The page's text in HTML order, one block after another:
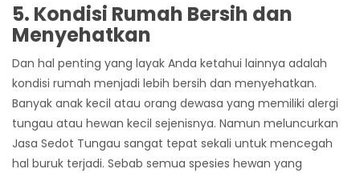
5. Kondisi Rumah Bersih dan
Menyehatkan
Dan hal penting yang layak Anda ketahui lainnya adalah
kondisi rumah menjadi lebih bersih dan menyehatkan.
Banyak anak kecil atau orang dewasa yang memiliki alergi
tungau atau hewan kecil sejenisnya. Namun meluncurkan
Jasa Sedot Tungau sangat tepat sekali untuk mencegah
hal buruk terjadi. Sebab semua spesies hewan yang